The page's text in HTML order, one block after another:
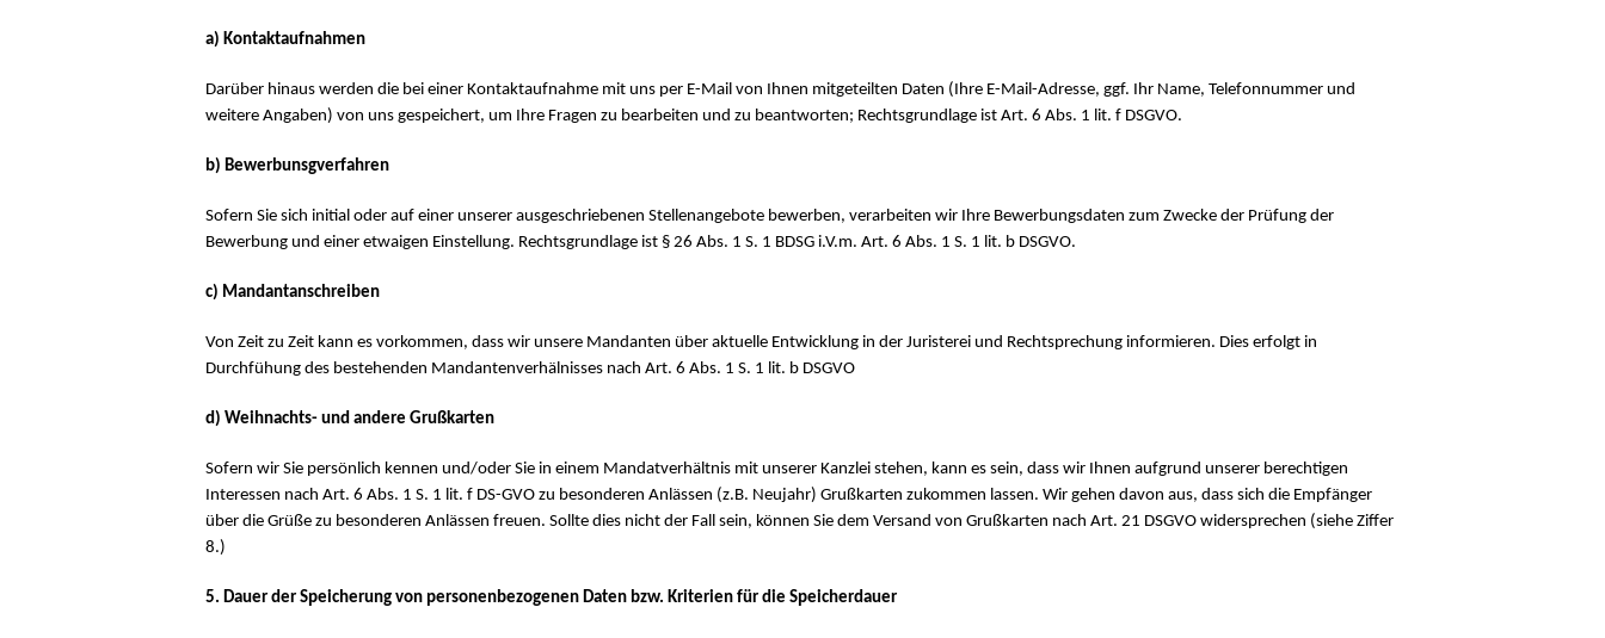
a) Kontaktaufnahmen
Darüber hinaus werden die bei einer Kontaktaufnahme mit uns per E-Mail von Ihnen mitgeteilten Daten (Ihre E-Mail-Adresse, ggf. Ihr Name, Telefonnummer und
weitere Angaben) von uns gespeichert, um Ihre Fragen zu bearbeiten und zu beantworten; Rechtsgrundlage ist Art. 6 Abs. 1 lit. f DSGVO.
b) Bewerbunsgverfahren
Sofern Sie sich initial oder auf einer unserer ausgeschriebenen Stellenangebote bewerben, verarbeiten wir Ihre Bewerbungsdaten zum Zwecke der Prüfung der
Bewerbung und einer etwaigen Einstellung. Rechtsgrundlage ist § 26 Abs. 1 S. 1 BDSG i.V.m. Art. 6 Abs. 1 S. 1 lit. b DSGVO.
c) Mandantanschreiben
Von Zeit zu Zeit kann es vorkommen, dass wir unsere Mandanten über aktuelle Entwicklung in der Juristerei und Rechtsprechung informieren. Dies erfolgt in
Durchfühung des bestehenden Mandantenverhälnisses nach Art. 6 Abs. 1 S. 1 lit. b DSGVO
d) Weihnachts- und andere Grußkarten
Sofern wir Sie persönlich kennen und/oder Sie in einem Mandatverhältnis mit unserer Kanzlei stehen, kann es sein, dass wir Ihnen aufgrund unserer berechtigen
Interessen nach Art. 6 Abs. 1 S. 1 lit. f DS-GVO zu besonderen Anlässen (z.B. Neujahr) Grußkarten zukommen lassen. Wir gehen davon aus, dass sich die Empfänger
über die Grüße zu besonderen Anlässen freuen. Sollte dies nicht der Fall sein, können Sie dem Versand von Grußkarten nach Art. 21 DSGVO widersprechen (siehe Ziffer
8.)
5. Dauer der Speicherung von personenbezogenen Daten bzw. Kriterien für die Speicherdauer